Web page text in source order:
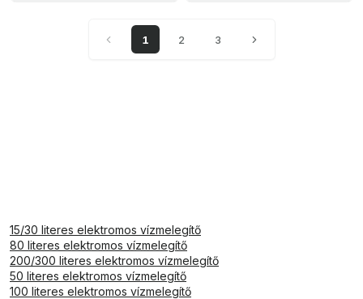
1 2 3
15/30 literes elektromos vízmelegítő
80 literes elektromos vízmelegítő
200/300 literes elektromos vízmelegítő
50 literes elektromos vízmelegítő
100 literes elektromos vízmelegítő